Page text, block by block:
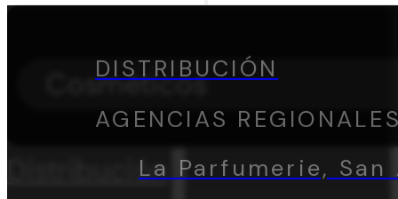
Cosméticos
Distribución
DISTRIBUCIÓN
AGENCIAS
La Parfumerie,